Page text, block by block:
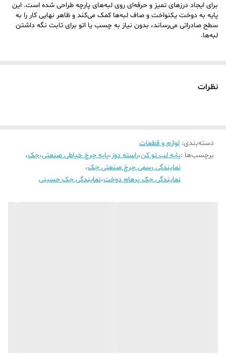
افزایش استحکام درزها بدون ایجاد زائده اضافی.
مناسب برای انواع چرخ‌های خیاطی صنعتی و خانگی با قابلیت دوخت
راسته.
مناسب برای دوخت حرفه‌ای لبه‌های لباس، ملحفه، کیف، و پوشاک
برای ایجاد درزهای تمیز و حرفه‌ای روی لبه‌های پارچه طراحی شده است. این
پایه به دوخت یکنواخت و صاف لبه‌ها کمک می‌کند و ظاهر نهایی کار را به
سطح صادراتی می‌رساند، بدون نیاز به چسب یا اتو برای ثابت نگه داشتن
لبه‌ها.
نظرات
دسته‌بندی: لوازم و قطعات
برچسب‌ها :پایه لب تو کن،راسته دوز،پایه چرخ خیاطی صنعتی،جک،
نمایندگی رسمی چرخ صنعتی جک،
نمایندگی جک پرهام دوخت،نمایندگی جک حسینی